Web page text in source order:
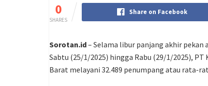
0
SHARES
Share on Facebook
Sorotan.id– Selama libur panjang akhir pekan
Sabtu (25/1/2025) hingga Rabu (29/1/2025),
Barat melayani 32.489 penumpang atau rata-